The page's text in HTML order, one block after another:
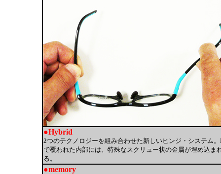
●Hybrid
2つのテクノロジーを組み合わせた新しいヒンジ・システム。
で覆われた内部には、特殊なスクリュー状の金属が埋め込ま
る。
●memory